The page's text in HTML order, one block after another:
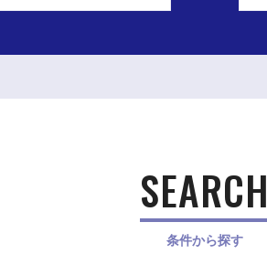
SEARCH
条件から探す